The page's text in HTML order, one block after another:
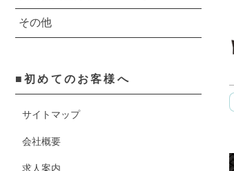
その他
■初めてのお客様へ
サイトマップ
会社概要
求人案内